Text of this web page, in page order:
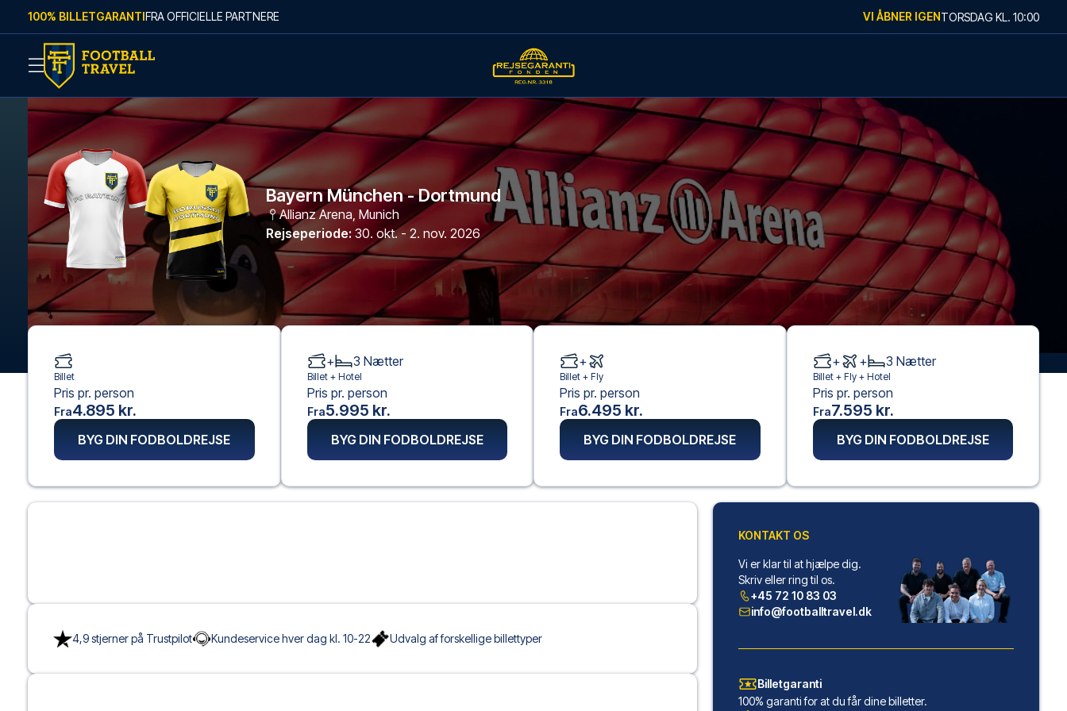
Skip to content
100% BILLETGARANTIFRA OFFICIELLE PARTNERE VI ÅBNER IGENTORSDAG KL. 10:00
Bayern München - Dortmund
Allianz Arena, Munich
Rejseperiode: 30. okt. - 2. nov. 2026
4,9 stjerner på Trustpilot Kundeservice hver dag kl. 10-22 Udvalg af forskellige billettyper
Billet
Pris pr. person
Fra4.895 kr.
BYG DIN FODBOLDREJSE
+ 3 Nætter
Billet + Hotel
Pris pr. person
Fra5.995 kr.
BYG DIN FODBOLDREJSE
+
Billet + Fly
Pris pr. person
Fra6.495 kr.
BYG DIN FODBOLDREJSE
+ + 3 Nætter
Billet + Fly+ Hotel
Pris pr. person
Fra7.595 kr.
BYG DIN FODBOLDREJSE
KONTAKT OS
Vi er klar til at hjælpe dig.
Skriv eller ring til os.
+45 72 10 83 03
info@footballtravel.dk
Billetgaranti
100% garanti for at du får dine billetter.